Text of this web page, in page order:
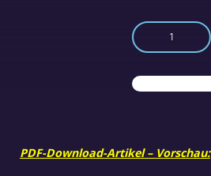
Zweifel
an
Menge
PDF-Download-Artikel – Vorschau: